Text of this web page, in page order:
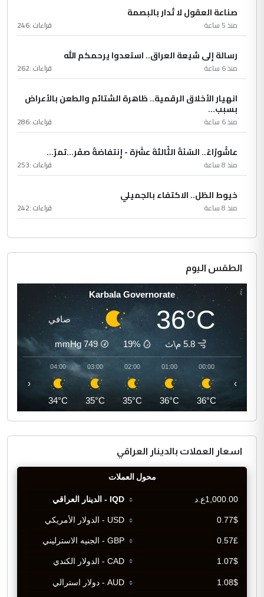
صناعة العقول لا تُدار بالبصمة
منذ 5 ساعة قراءات :246
رسالة إلى شيعة العراق.. استعدوا يرحمكم الله
منذ 6 ساعة قراءات :262
انهيار الأخلاق الرقمية.. ظاهرة الشتائم والطعن بالأعراض
بسبب...
منذ 6 ساعة قراءات :286
عاشُورْاءُ.. السّنَةُ الثّالثةَ عشَرَة - إِنتفاضةُ صفَر…تمرّ...
منذ 8 ساعة قراءات :253
خيوط الظل.. الاكتفاء بالجميلي
منذ 8 ساعة قراءات :242
الطقس اليوم
Karbala Governorate
36°C صافي
5.8 م\ث 19%
749
mmHg
00:00
36°C
01:00
36°C
02:00
35°C
03:00
35°C
04:00
34°C
‹ ›
اسعار العملات بالدينار العراقي